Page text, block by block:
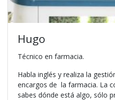
Hugo
Técnico en farmacia.
Habla inglés y realiza la
encargos de la farmacia. La
sabes dónde está algo, sólo